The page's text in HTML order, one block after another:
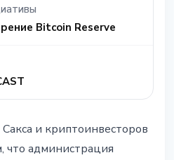
Bitcoin Reserve
и криптоинвесторов
что администрация